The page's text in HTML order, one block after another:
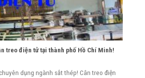
treo điện tử tại thành phố Hồ Chí Minh!
dụng ngành sắt thép! Cân treo điện